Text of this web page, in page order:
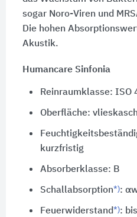
sogar Noro-Viren und
Die hohen
Akustik.
Humancare Sinfonia
Reinraumklasse: ISO
Oberfläche:
kurzfristig
Absorberklasse: B
Schallabsorption*):
Feuerwiderstand*):